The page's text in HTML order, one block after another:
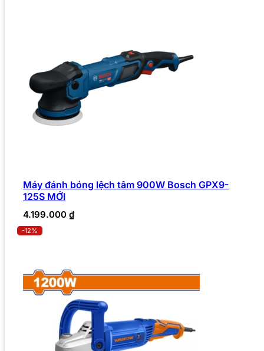
Máy đánh bóng lệch tâm 900W Bosch GPX9-
125S MỚI
4.199.000 ₫
-12%